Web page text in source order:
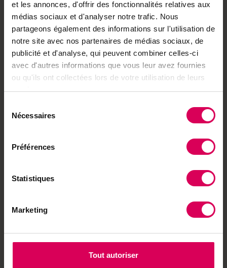
et les annonces, d'offrir des fonctionnalités relatives aux
médias sociaux et d'analyser notre trafic. Nous
partageons également des informations sur l'utilisation de
notre site avec nos partenaires de médias sociaux, de
publicité et d'analyse, qui peuvent combiner celles-ci
avec d'autres informations que vous leur avez fournies
ou qu'ils ont collectées lors de votre utilisation de leurs
services.
Nécessaires
Préférences
Statistiques
Marketing
Tout autoriser
Chevaux Sauvages est un magnifique ouvrage,
aussi esthétique que documenté, qui saura combler
tous les passionnés de chevaux.
Dimensions23 x 21 cm
Pages176
Partenaire
Dargaud
Notre partenaire
Dargaud Suisse distribue
BD, mangas et littérature
Oiseaux grandeurs nature
Guide illustré des 50 oiseaux de nos jardins